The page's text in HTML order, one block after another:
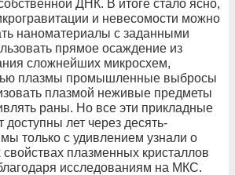
ДНК. В итоге стало ясно,
и невесомости можно
наноматериалы с заданными
прямое осаждение из
сложнейших микросхем,
плазмы промышленные выбросы
плазмой неживые предметы
раны. Но все эти прикладные
доступны лет через десять-
только с удивлением узнали о
свойствах плазменных кристаллов
исследованиям на МКС.